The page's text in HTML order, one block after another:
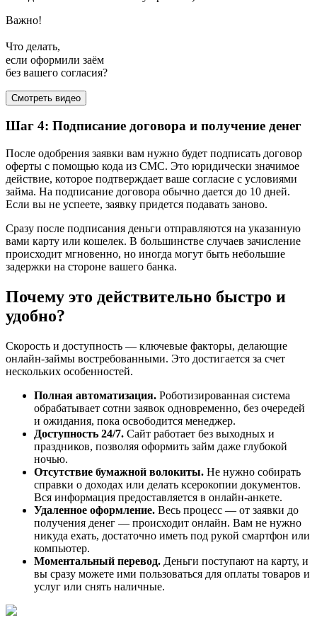
Важно!
Что делать,
если оформили заём
без вашего согласия?
Смотреть видео
Шаг 4: Подписание договора и получение денег
После одобрения заявки вам нужно будет подписать договор
оферты с помощью кода из СМС. Это юридически значимое
действие, которое подтверждает ваше согласие с условиями
займа. На подписание договора обычно дается до 10 дней.
Если вы не успеете, заявку придется подавать заново.
Сразу после подписания деньги отправляются на указанную
вами карту или кошелек. В большинстве случаев зачисление
происходит мгновенно, но иногда могут быть небольшие
задержки на стороне вашего банка.
Почему это действительно быстро и
удобно?
Скорость и доступность — ключевые факторы, делающие
онлайн-займы востребованными. Это достигается за счет
нескольких особенностей.
Полная автоматизация. Роботизированная система
обрабатывает сотни заявок одновременно, без очередей
и ожидания, пока освободится менеджер.
Доступность 24/7. Сайт работает без выходных и
праздников, позволяя оформить займ даже глубокой
ночью.
Отсутствие бумажной волокиты. Не нужно собирать
справки о доходах или делать ксерокопии документов.
Вся информация предоставляется в онлайн-анкете.
Удаленное оформление. Весь процесс — от заявки до
получения денег — происходит онлайн. Вам не нужно
никуда ехать, достаточно иметь под рукой смартфон или
компьютер.
Моментальный перевод. Деньги поступают на карту, и
вы сразу можете ими пользоваться для оплаты товаров и
услуг или снять наличные.